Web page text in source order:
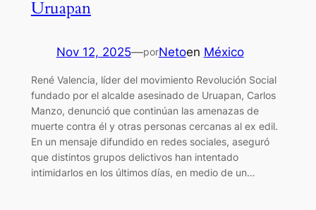
Uruapan
Nov 12, 2025—porNetoen México
René Valencia, líder del movimiento Revolución Social
fundado por el alcalde asesinado de Uruapan, Carlos
Manzo, denunció que continúan las amenazas de
muerte contra él y otras personas cercanas al ex edil.
En un mensaje difundido en redes sociales, aseguró
que distintos grupos delictivos han intentado
intimidarlos en los últimos días, en medio de un…